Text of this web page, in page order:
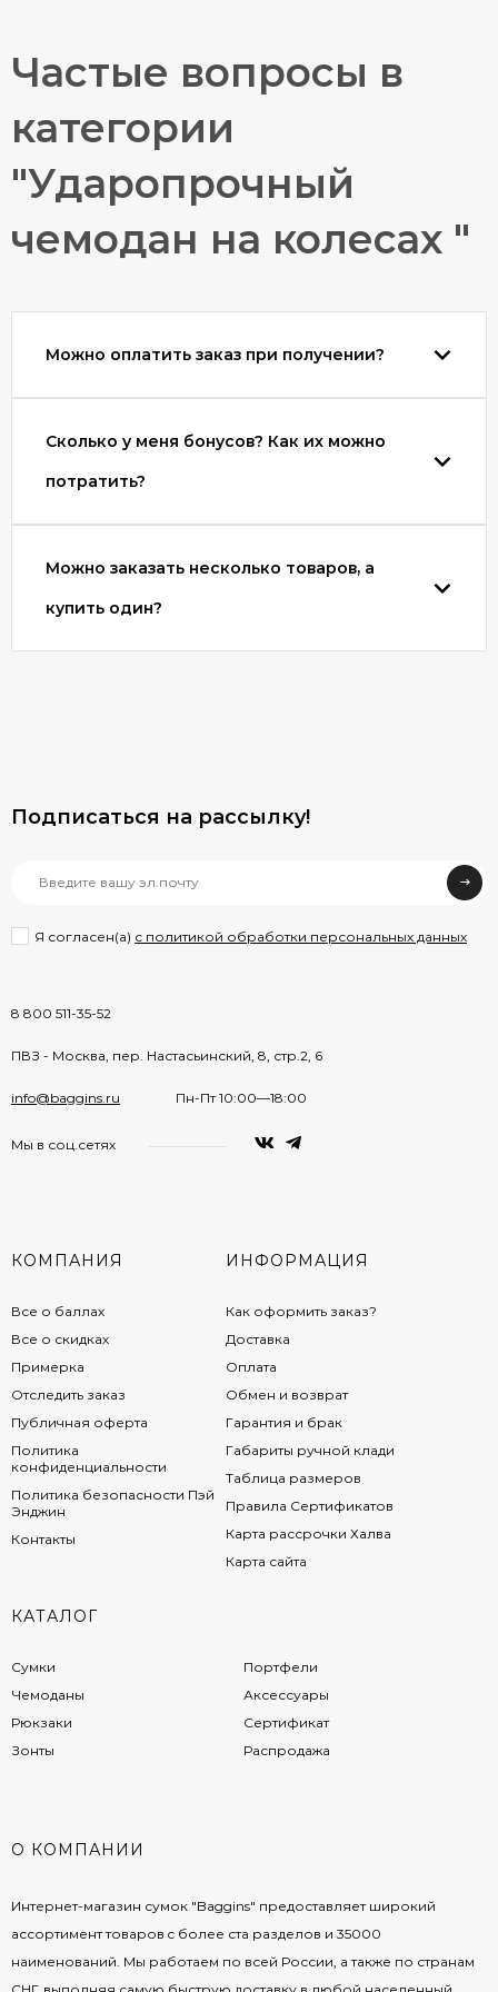
Не откладывайте заботу о безопасности своего
багажа на второй план. Путешествуйте с
собственный мир защищен и в надежных руках.
Ударопрочный чемодан на колесах - ваш надежный
спутник в любых условиях!
Частые вопросы в
категории
"Ударопрочный
чемодан на колесах "
Можно оплатить заказ при получении?
Сколько у меня бонусов? Как их можно
потратить?
Можно заказать несколько товаров, а
купить один?
Подписаться на рассылкy!
Я согласен(a) с политикой обработки персональных данных
8 800 511-35-52
ПВЗ - Москва, пер. Настасьинский, 8, стр.2, 6
info@baggins.ru Пн-Пт 10:00—18:00
Мы в соц.сетях
КОМПАНИЯ
Все о баллах
Все о скидках
Примерка
Отследить заказ
Публичная оферта
Политика
конфиденциальности
Политика безопасности Пэй
Энджин
Контакты
ИНФОРМАЦИЯ
Как оформить заказ?
Доставка
Оплата
Обмен и возврат
Гарантия и брак
Габариты ручной клади
Таблица размеров
Правила Сертификатов
Карта рассрочки Халва
Карта сайта
КАТАЛОГ
Сумки
Чемоданы
Рюкзаки
Зонты
Портфели
Аксессуары
Сертификат
Распродажа
О КОМПАНИИ
Интернет-магазин сумок "Baggins" предоставляет широкий
ассортимент товаров c более ста разделов и 35000
наименований. Мы работаем по всей России, а также по странам